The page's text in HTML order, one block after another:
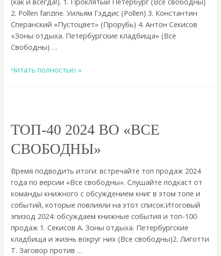
2. Pollen fanzine. Уильям Гэддис (Pollen) 3. Константин
Сперанский «Пустоцвет» (Прорубь) 4. Антон Секисов
«Зоны отдыха. Петербургские кладбища» (Все
Свободны) …
Весенний
Читать полностью »
ТОП-40 2024 ВО «ВСЕ
СВОБОДНЫ»
Время подводить итоги: встречайте топ продаж 2024
года по версии «Все свободны». Слушайте подкаст от
команды книжного с обсуждением книг в этом топе и
событий, которые повлияли на этот список:Итоговый
эпизод 2024: обсуждаем книжные события и топ-100
продаж 1. Секисов А. Зоны отдыха. Петербургские
кладбища и жизнь вокруг них (Все свободны)2. Лиготти
Т. Заговор против …